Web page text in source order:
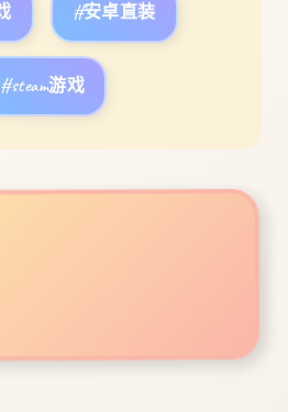
#安卓直装
#steam游戏